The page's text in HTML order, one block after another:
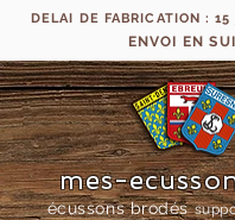
DELAI DE FABRICATION :
ENVOI EN
mes-
écussons brodés